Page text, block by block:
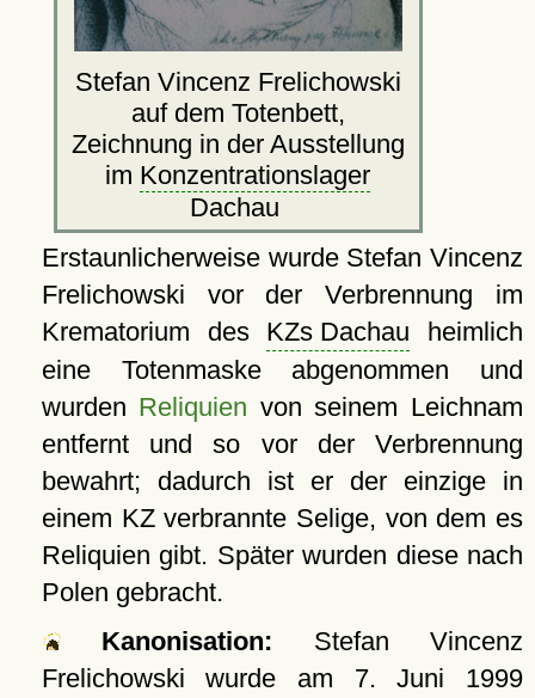
Stefan Vincenz Frelichowski
auf dem Totenbett,
Zeichnung in der Ausstellung
im Konzentrationslager
Dachau
Erstaunlicherweise wurde Stefan Vincenz
Frelichowski vor der Verbrennung im
Krematorium des KZs Dachau heimlich
eine Totenmaske abgenommen und
wurden Reliquien von seinem Leichnam
entfernt und so vor der Verbrennung
bewahrt; dadurch ist er der einzige in
einem KZ verbrannte Selige, von dem es
Reliquien gibt. Später wurden diese nach
Polen gebracht.
Kanonisation: Stefan Vincenz
Frelichowski wurde am 7. Juni 1999